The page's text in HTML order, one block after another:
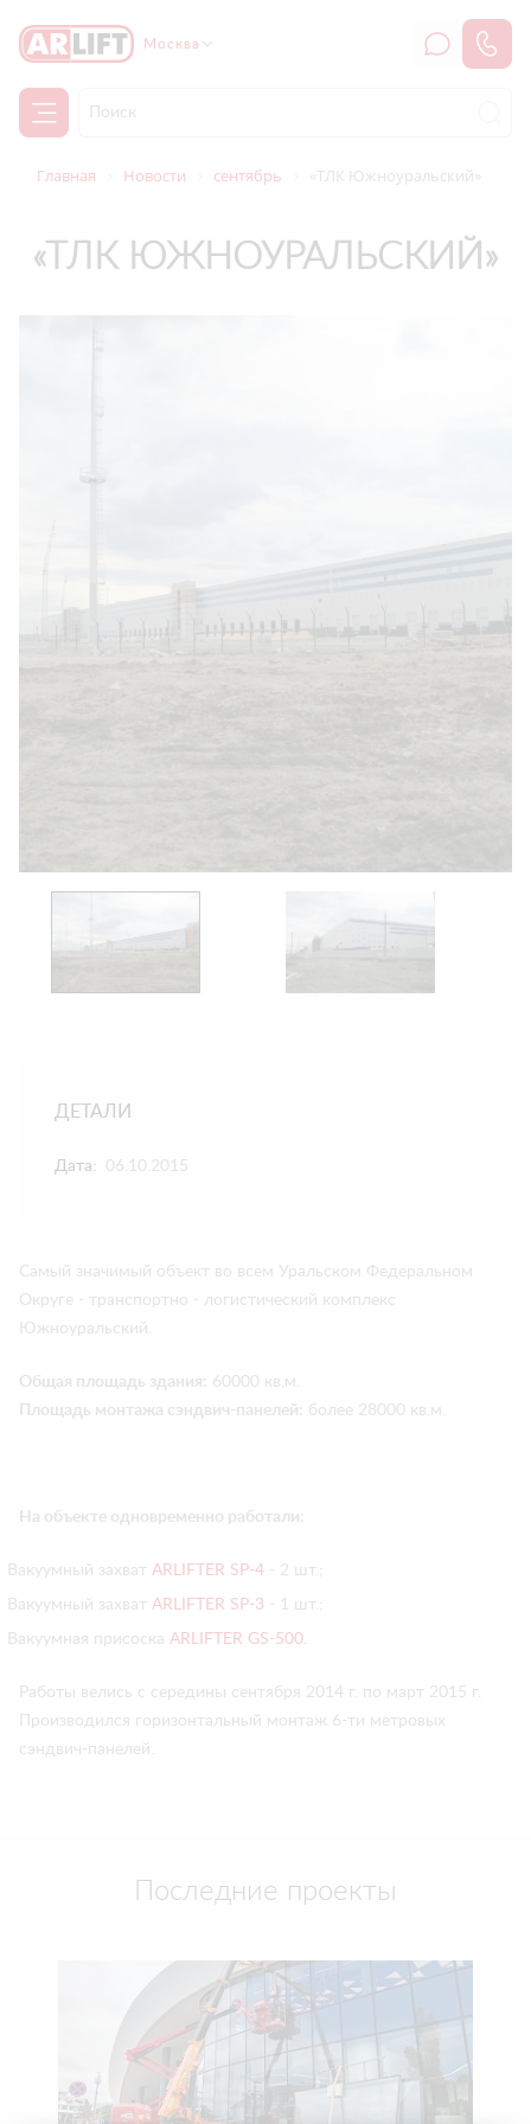
Москва
Главная Новости сентябрь «ТЛК Южноуральский»
«ТЛК ЮЖНОУРАЛЬСКИЙ»
ДЕТАЛИ
Дата: 06.10.2015
Самый значимый объект во всем Уральском Федеральном
Округе - транспортно - логистический комплекс
Южноуральский.
Общая площадь здания: 60000 кв.м.
Площадь монтажа сэндвич-панелей: более 28000 кв.м.
На объекте одновременно работали:
Вакуумный захват ARLIFTER SP-4 - 2 шт.;
Вакуумный захват ARLIFTER SP-3 - 1 шт.;
Вакуумная присоска ARLIFTER GS-500.
Работы велись с середины сентября 2014 г. по март 2015 г.
Производился горизонтальный монтаж 6-ти метровых
сэндвич-панелей.
Последние проекты